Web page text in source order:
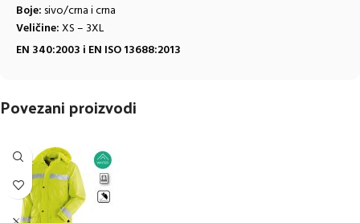
Boje: sivo/crna i crna
Veličine:XS – 3XL
EN 340:2003 i EN ISO 13688:2013
Povezani proizvodi